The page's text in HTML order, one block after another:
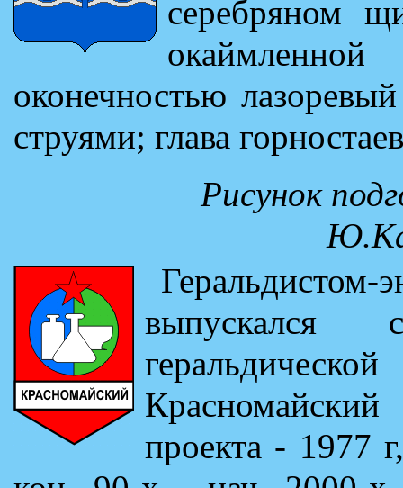
серебряном
оконечностью
струями; глава
Рисунок
выпускался
проекта - 1977